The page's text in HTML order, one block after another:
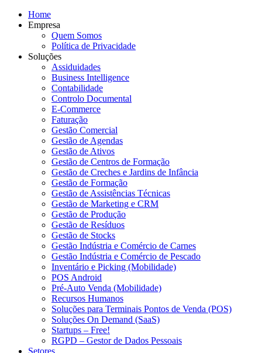
Home
Empresa
Quem Somos
Política de Privacidade
Soluções
Assiduidades
Business Intelligence
Contabilidade
Controlo Documental
E-Commerce
Faturação
Gestão Comercial
Gestão de Agendas
Gestão de Ativos
Gestão de Centros de Formação
Gestão de Creches e Jardins de Infância
Gestão de Formação
Gestão de Assistências Técnicas
Gestão de Marketing e CRM
Gestão de Produção
Gestão de Resíduos
Gestão de Stocks
Gestão Indústria e Comércio de Carnes
Gestão Indústria e Comércio de Pescado
Inventário e Picking (Mobilidade)
POS Android
Pré-Auto Venda (Mobilidade)
Recursos Humanos
Soluções para Terminais Pontos de Venda (POS)
Soluções On Demand (SaaS)
Startups – Free!
RGPD – Gestor de Dados Pessoais
Setores